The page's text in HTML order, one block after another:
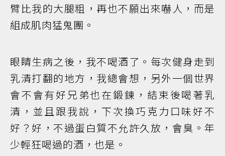
臂比我的大腿粗，再也不願出來嚇人，而是
組成肌肉猛鬼團。
眼睛生病之後，我不喝酒了。每次健身走到
乳清打翻的地方，我總會想，另外一個世界
會不會有好兄弟也在鍛鍊，結束後喝著乳
清，並且跟我說，下次換巧克力口味好不
好？好，不過蛋白質不允許久放，會臭。年
少輕狂喝過的酒，也是。